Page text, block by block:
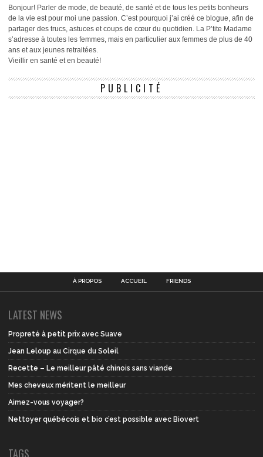
Bonjour! Parler de mode, de beauté, de santé et de tous les petits bonheurs
de la vie est pour moi une passion. C’est pourquoi j’ai créé ce blogue, afin de
partager des trucs, astuces et coups de cœur du quotidien. La P’tite Madame
s’adresse à toutes les femmes, mais en particulier aux femmes de plus de 40
ans et aux jeunes retraitées.
Vieillir en santé et en beauté!
PUBLICITÉ
À PROPOS ACCUEIL FRIENDS
LATEST NEWS
Propreté à petit prix avec Suave
Jean Leloup au Cirque du Soleil
Recette – Le meilleur pâté chinois sans viande
Mes cheveux méritent le meilleur
Aimez-vous voyager?
Nettoyer québécois et bio c’est possible avec Biovert
TAGS